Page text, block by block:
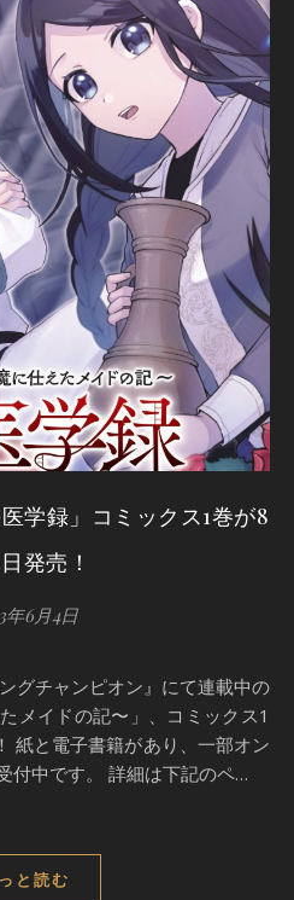
学録」コミックス1巻が8
発売！
年6月4日
メイドの記〜」、コミックス1
紙と電子書籍があり、一部オン
付中です。 詳細は下記のペ…
と読む